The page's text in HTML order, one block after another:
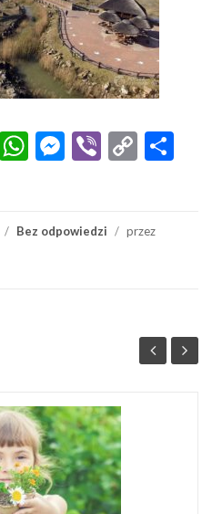
EmailWhatsApp
Messenger
Viber
Copy
/ Bez odpowiedzi / przez